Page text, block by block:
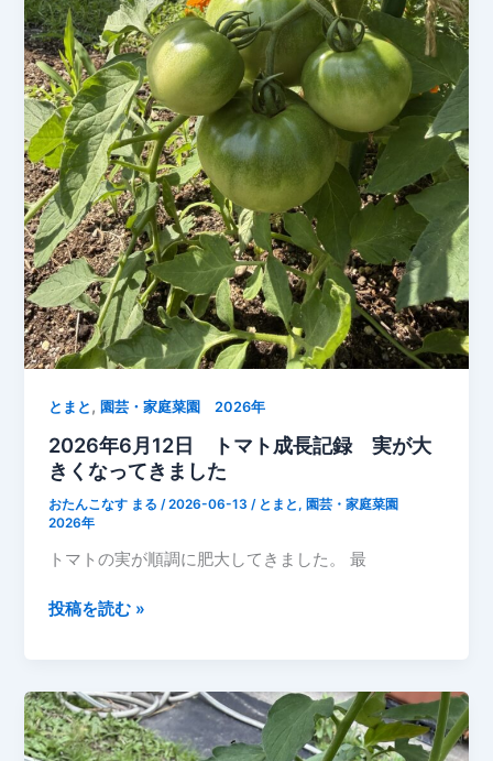
き
た！
成
長
点
が
支
柱
を
超
え
ま
し
た
年
6
月
18
日】
とまと ,園芸・家庭菜園 2026年
2026年6月12日 トマト成長記録 実が大
きくなってきました
おたんこなす まる /2026-06-13 / とまと , 園芸・家庭菜園
2026年
トマトの実が順調に肥大してきました。 最
2026
月
12
日
投稿を読む »